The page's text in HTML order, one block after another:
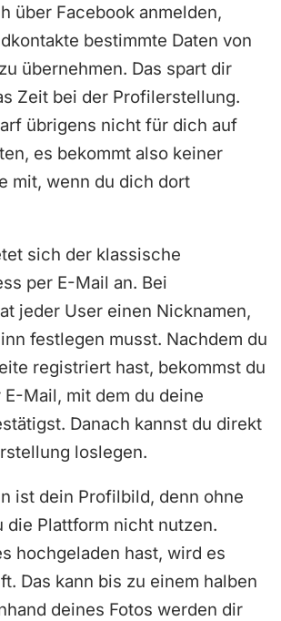
über Facebook anmelden,
bestimmte Daten von
übernehmen. Das spart dir
Zeit bei der Profilerstellung.
übrigens nicht für dich auf
es bekommt also keiner
mit, wenn du dich dort
sich der klassische
per E-Mail an. Bei
jeder User einen Nicknamen,
festlegen musst. Nachdem du
registriert hast, bekommst du
Mail, mit dem du deine
Danach kannst du direkt
loslegen.
ist dein Profilbild, denn ohne
die Plattform nicht nutzen.
hochgeladen hast, wird es
Das kann bis zu einem halben
deines Fotos werden dir